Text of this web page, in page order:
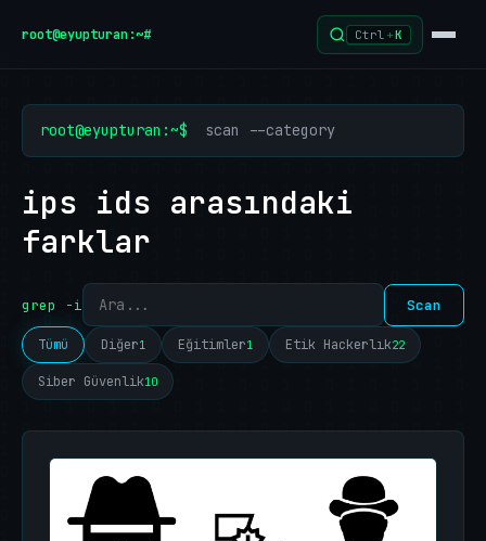
root@eyupturan:~# Ctrl +K
root@eyupturan:~$ scan --category
ips ids arasındaki
farklar
grep -i Scan
Tümü Diğer1 Eğitimler1 Etik Hackerlık22
Siber Güvenlik10